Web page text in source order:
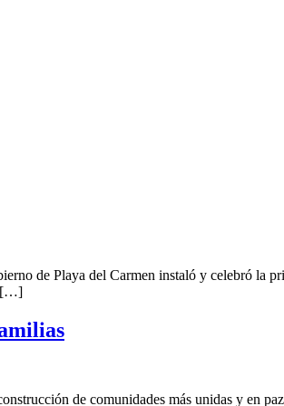
de Playa del Carmen instaló y celebró la
[…]
de comunidades más unidas y en